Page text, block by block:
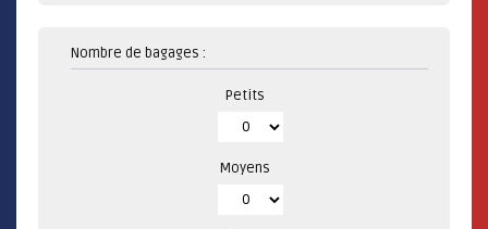
Nombre de bagages :
Petits
Moyens